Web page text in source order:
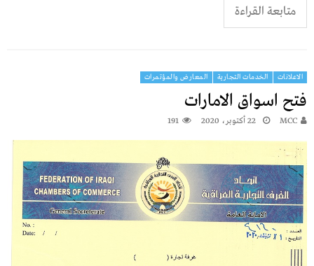
متابعة القراءة
الاعلانات الخدمات التجارية المعارض والمؤتمرات
فتح اسواق الامارات
MCC 22 أكتوبر، 2020 191